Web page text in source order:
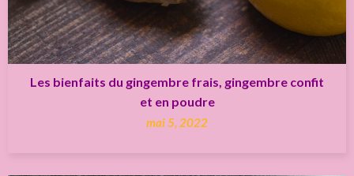
Les bienfaits du gingembre frais, gingembre confit
et en poudre
mai 5, 2022